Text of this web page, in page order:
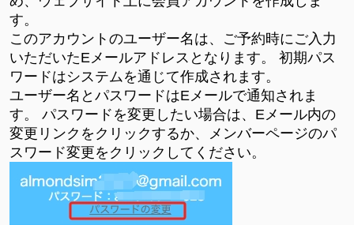
す。
このアカウントのユーザー名は、ご予約時にご入力
いただいたEメールアドレスとなります。 初期パス
ワードはシステムを通じて作成されます。
ユーザー名とパスワードはEメールで通知されま
す。 パスワードを変更したい場合は、Eメール内の
変更リンクをクリックするか、メンバーページのパ
スワード変更をクリックしてください。